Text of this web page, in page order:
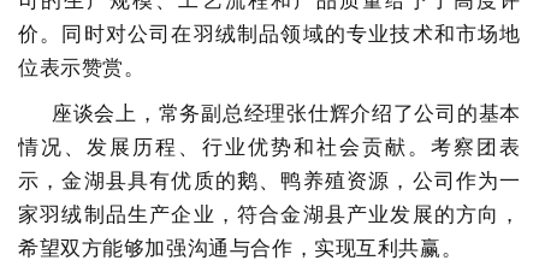
价。同时对公司在羽绒制品领域的专业技术和市场地
位表示赞赏。
座谈会上，常务副总经理张仕辉介绍了公司的基本
情况、发展历程、行业优势和社会贡献。考察团表
示，金湖县具有优质的鹅、鸭养殖资源，公司作为一
家羽绒制品生产企业，符合金湖县产业发展的方向，
希望双方能够加强沟通与合作，实现互利共赢。